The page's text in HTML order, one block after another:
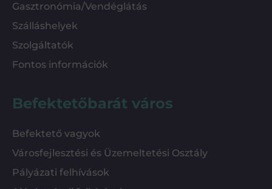
Gasztronómia/Vendéglátás
Szálláshelyek
Szolgáltatók
Fontos információk
Befektetőbarát város
Befektető vagyok
Városfejlesztési és Üzemeltetési Osztály
Pályázati felhívások